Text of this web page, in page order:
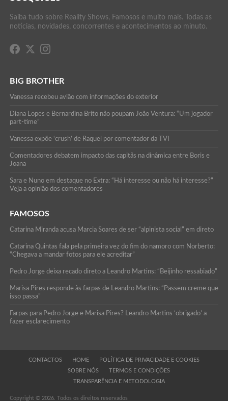
Saiba tudo sobre Reality Shows, Famosos e muito mais. Todas as
notícias, novidades, concorrentes e acontecimentos ao minuto.
BIG BROTHER
Vanessa recebeu avião com informações do exterior
Diana Lopes e Bernardina Brito não poupam João Ventura: “Um jogador
part-time”
Vanessa expõe ‘crush’ de Raquel por comentador da TVI
Comentadores debatem impacto das capitãs na dinâmica entre Boris e
Joana
Sara e Nuno em destaque no Extra: “Há interesse ou não há interesse?”
Veja a opinião dos comentadores
FAMOSOS
Catarina Miranda acusa Marcia Soares de ser “alpinista social” em direto
Catarina Quintas fala pela primeira vez do fim do namoro com Norberto:
“Chegava a mandar fotos para ele acreditar”
Pedro Jorge deixa recado direto a Leandro Martins: “Beijinho ressabiado”
Marisa Pires responde às farpas de Leandro Martins: “Passem creme que
isso passa”
Farpas para Pedro Jorge e Marisa Pires? Leandro Martins ‘obrigado’ a
fazer esclarecimento
CONTACTOS HOME
POLÍTICA DE PRIVACIDADE E COOKIES
SOBRE NÓS
TERMOS E CONDIÇÕES
TRANSPARÊNCIA E METODOLOGIA
Copyright © 2026. Todos os direitos reservados